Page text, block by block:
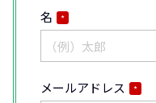
名 *
メールアドレス *